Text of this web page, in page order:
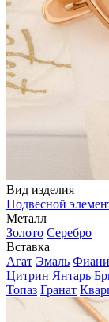
Вид изделия
Подвесной
Металл
Золото Серебро
Вставка
Агат Эмаль
Цитрин Янтарь
Топаз Гранат